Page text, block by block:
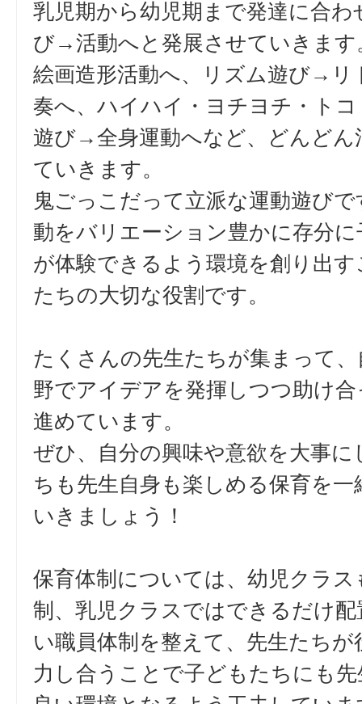
乳児期から幼児期まで発達に合わ
び→活動へと発展させていきま
絵画造形活動へ、リズム遊び→リ
奏へ、ハイハイ・ヨチヨチ・ト
遊び→全身運動へなど、どんどん
ていきます。
鬼ごっこだって立派な運動遊び
動をバリエーション豊かに存分
が体験できるよう環境を創り出
たちの大切な役割です。
たくさんの先生たちが集まって
野でアイデアを発揮しつつ助け
進めています。
ぜひ、自分の興味や意欲を大事に
ちも先生自身も楽しめる保育を一
いきましょう！
保育体制については、幼児クラス
制、乳児クラスではできるだけ
い職員体制を整えて、先生たちが
力し合うことで子どもたちにも